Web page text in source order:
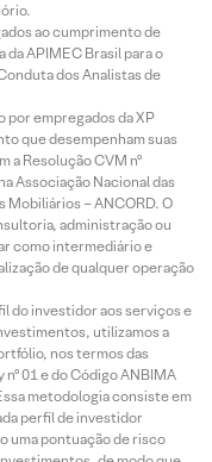
ao cumprimento de
APIMEC Brasil para o
dos Analistas de
por empregados da XP
que desempenham suas
a Resolução CVM nº
Associação Nacional das
– ANCORD. O
administração ou
como intermediário e
de qualquer operação
do investidor aos serviços e
utilizamos a
nos termos das
01 e do Código ANBIMA
metodologia consiste em
perfil de investidor
uma pontuação de risco